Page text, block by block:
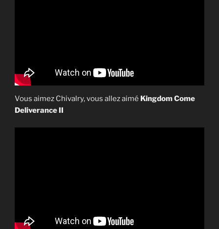
Vous aimez Chivalry, vous allez aimé Kingdom Come
Deliverance II